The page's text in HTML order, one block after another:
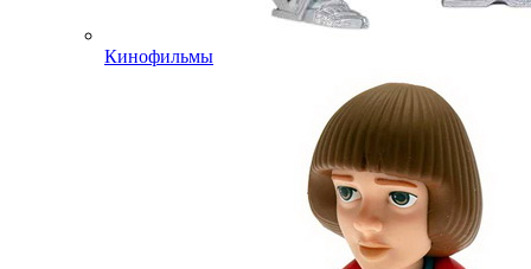
Кинофильмы